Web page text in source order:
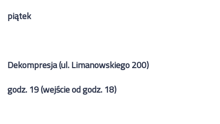
piątek
Dekompresja (ul. Limanowskiego 200)
godz. 19 (wejście od godz. 18)